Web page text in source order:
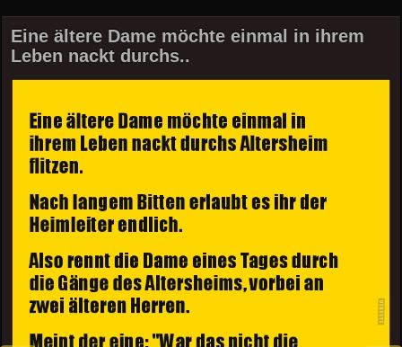
Eine ältere Dame möchte einmal in ihrem
Leben nackt durchs..